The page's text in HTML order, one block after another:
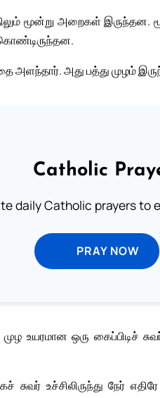
மூன்று அறைகள்
அளந்தார். அது பத்து முழம்
Catholic
daily Catholic prayers to
PRAY NOW
உயரமான ஒரு கைப்பிடிச்
உச்சிலிருந்து நேர்